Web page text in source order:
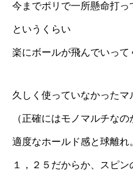
今までポリで一所懸命打っ
というくらい
楽にボールが飛んでいって
久しく使っていなかったマ
（正確にはモノマルチなの
適度なホールド感と球離れ
１，２５だからか、スピン